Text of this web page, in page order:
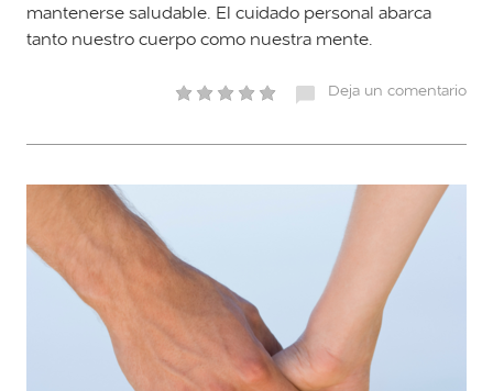
mantenerse saludable. El cuidado personal abarca
tanto nuestro cuerpo como nuestra mente.
Deja un comentario